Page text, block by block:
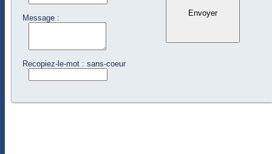
Message :
Recopiez-le-mot : sans-coeur